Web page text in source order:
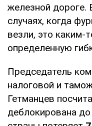
железной дороге.
случаях, когда
везли, это каким-
определенную
Председатель
налоговой и
Гетманцев
деблокирована